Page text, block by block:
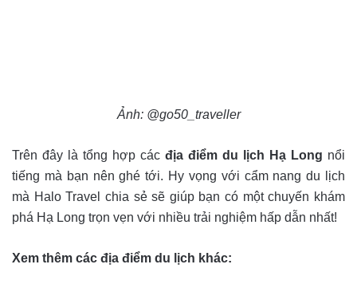
Ảnh: @go50_traveller
Trên đây là tổng hợp các địa điểm du lịch Hạ Long nổi
tiếng mà bạn nên ghé tới. Hy vọng với cẩm nang du lịch
mà Halo Travel chia sẻ sẽ giúp bạn có một chuyến khám
phá Hạ Long trọn vẹn với nhiều trải nghiệm hấp dẫn nhất!
Xem thêm các địa điểm du lịch khác: